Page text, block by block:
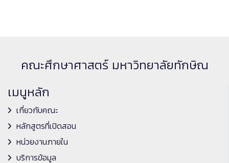
คณะศึกษาศาสตร์ มหาวิทยาลัยทักษิณ
เมนูหลัก
เกี่ยวกับคณะ
หลักสูตรที่เปิดสอน
หน่วยงานภายใน
บริการข้อมูล